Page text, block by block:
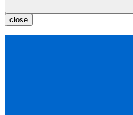
close